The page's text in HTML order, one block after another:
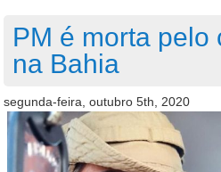
PM é morta pelo
na Bahia
segunda-feira, outubro 5th, 2020